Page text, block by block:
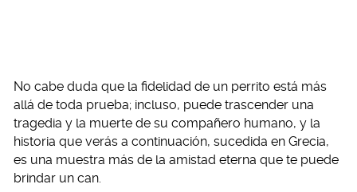
No cabe duda que la fidelidad de un perrito está más
allá de toda prueba; incluso, puede trascender una
tragedia y la muerte de su compañero humano, y la
historia que verás a continuación, sucedida en Grecia,
es una muestra más de la amistad eterna que te puede
brindar un can.